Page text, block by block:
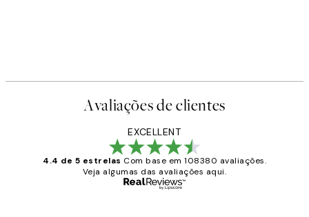
Avaliações de clientes
EXCELLENT
4.4 de 5 estrelas Com base em 108380 avaliações.
Veja algumas das avaliações aqui.